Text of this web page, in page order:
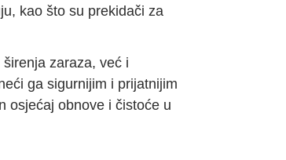
kao što su prekidači za
zaraza, već i
ga sigurnijim i prijatnijim
osjećaj obnove i čistoće u